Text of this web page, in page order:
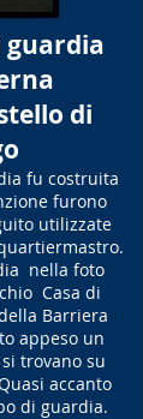
guardia
di
fu costruita
furono
utilizzate
nella foto
Casa di
Barriera
appeso un
trovano su
accanto
di guardia.